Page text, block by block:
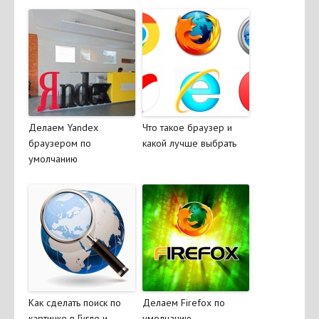
Делаем Yandex
браузером по
умолчанию
Что такое браузер и
какой лучше выбрать
Как сделать поиск по
Делаем Firefox по